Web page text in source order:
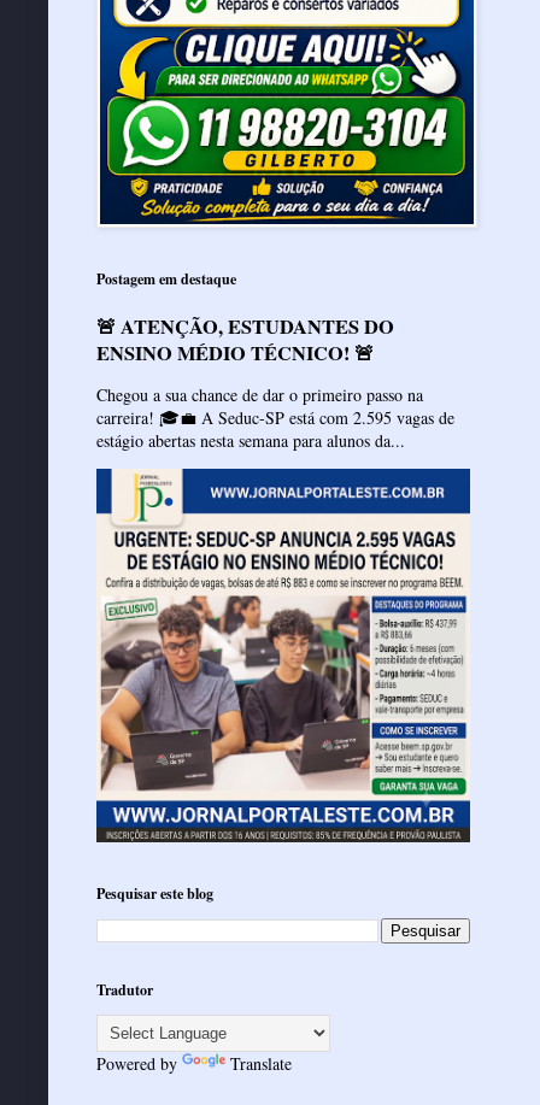
Postagem em destaque
🚨 ATENÇÃO, ESTUDANTES DO
ENSINO MÉDIO TÉCNICO! 🚨
Chegou a sua chance de dar o primeiro passo na
carreira! 🎓💼 A Seduc-SP está com 2.595 vagas de
estágio abertas nesta semana para alunos da...
Pesquisar este blog
Tradutor
Powered by Translate